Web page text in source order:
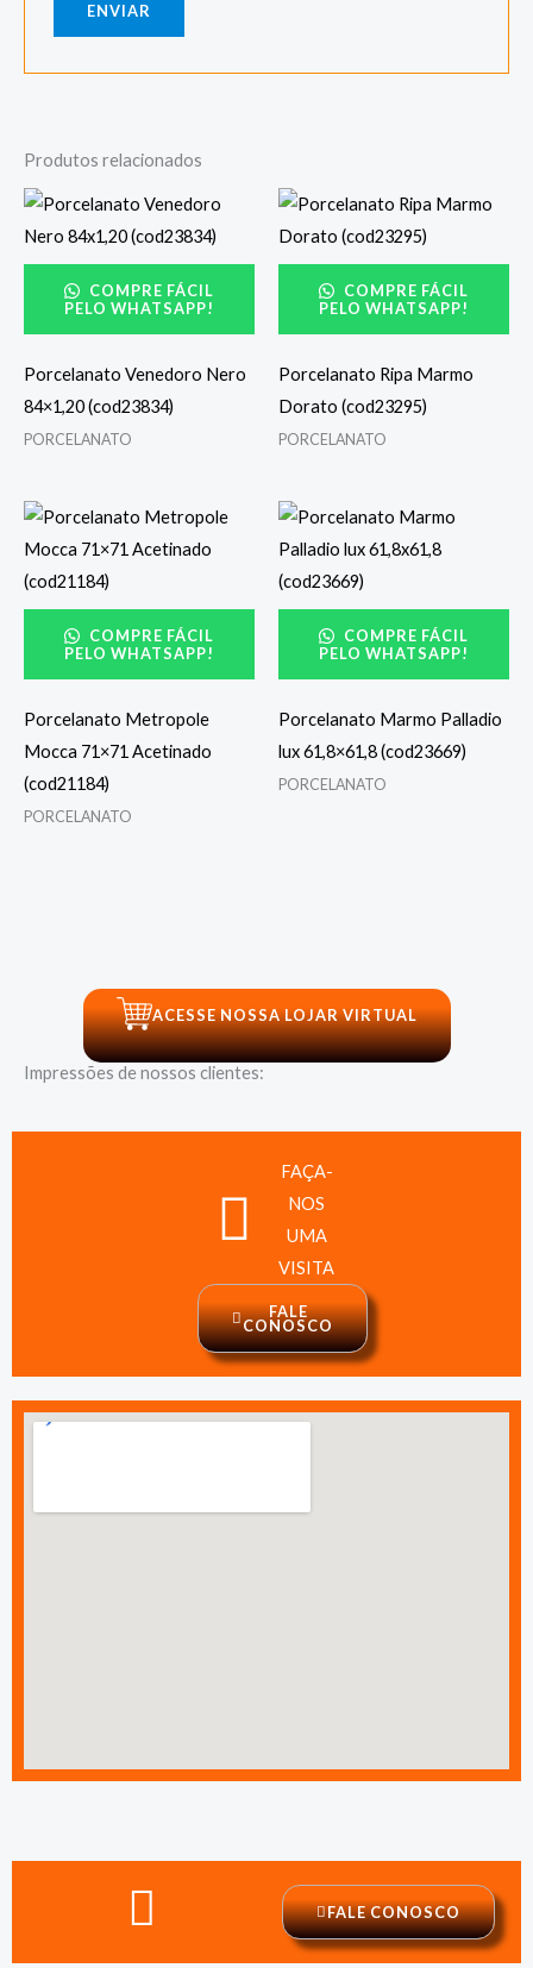
Produtos relacionados
COMPRE FÁCIL
PELO WHATSAPP!
Porcelanato Venedoro Nero
84×1,20 (cod23834)
PORCELANATO
COMPRE FÁCIL
PELO WHATSAPP!
Porcelanato Ripa Marmo
Dorato (cod23295)
PORCELANATO
COMPRE FÁCIL
PELO WHATSAPP!
Porcelanato Metropole
Mocca 71×71 Acetinado
(cod21184)
PORCELANATO
COMPRE FÁCIL
PELO WHATSAPP!
Porcelanato Marmo Palladio
lux 61,8×61,8 (cod23669)
PORCELANATO
ACESSE NOSSA LOJAR VIRTUAL
Impressões de nossos clientes:
FAÇA-
NOS
UMA
VISITA
FALE
CONOSCO
FALE CONOSCO